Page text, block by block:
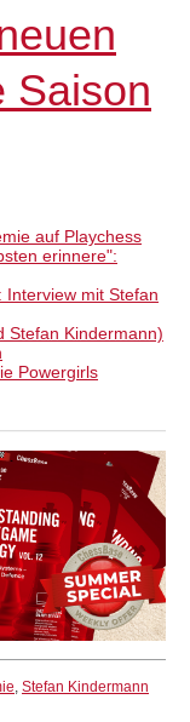
Saison
auf Playchess
erinnere":
mit Stefan
Stefan Kindermann)
Powergirls
, Stefan Kindermann